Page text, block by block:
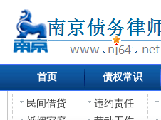
首页 债权常识
民间借贷 违约责任